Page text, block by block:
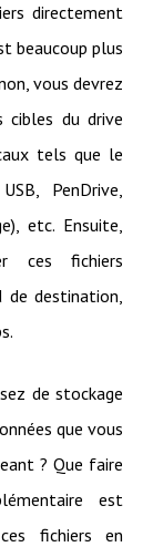
directement
beaucoup plus
vous devrez
cibles du drive
tels que le
PenDrive,
etc. Ensuite,
ces fichiers
de destination,
de stockage
que vous
? Que faire
est
fichiers en